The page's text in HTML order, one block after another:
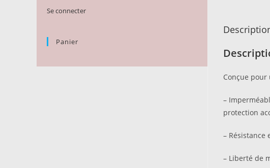
Conçue
–
protection
– Résistance
– Liberté de
Se connecter
Panier